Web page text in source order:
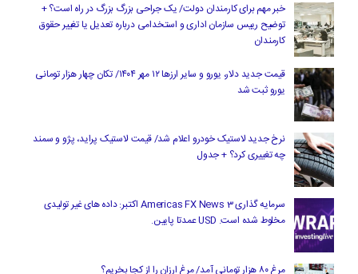
خبر مهم برای کارمندان دولت/ یک جراحی بزرگ بزرگ در راه است؟ +
توضیح رییس سازمان اداری و استخدامی درباره تعدیل یا تغییر حقوق
کارمندان
قیمت جدید دلار، یورو و سایر ارزها ۱۲ مهر ۱۴۰۴/ تکان چهار هزار تومانی
یورو ثبت شد
نرخ جدید لاستیک خودرو اعلام شد/ قیمت لاستیک پراید، پژو و سمند
چه تغییری کرد؟ + جدول
سرمایه گذاری Americas FX News 3 اکتبر: داده های غیر تولیدی
مخلوط شده است. USD عمدتا پایین.
مرغ ۸۰ هزار تومانی آمد/ مرغ ارزان را از کجا بخریم؟